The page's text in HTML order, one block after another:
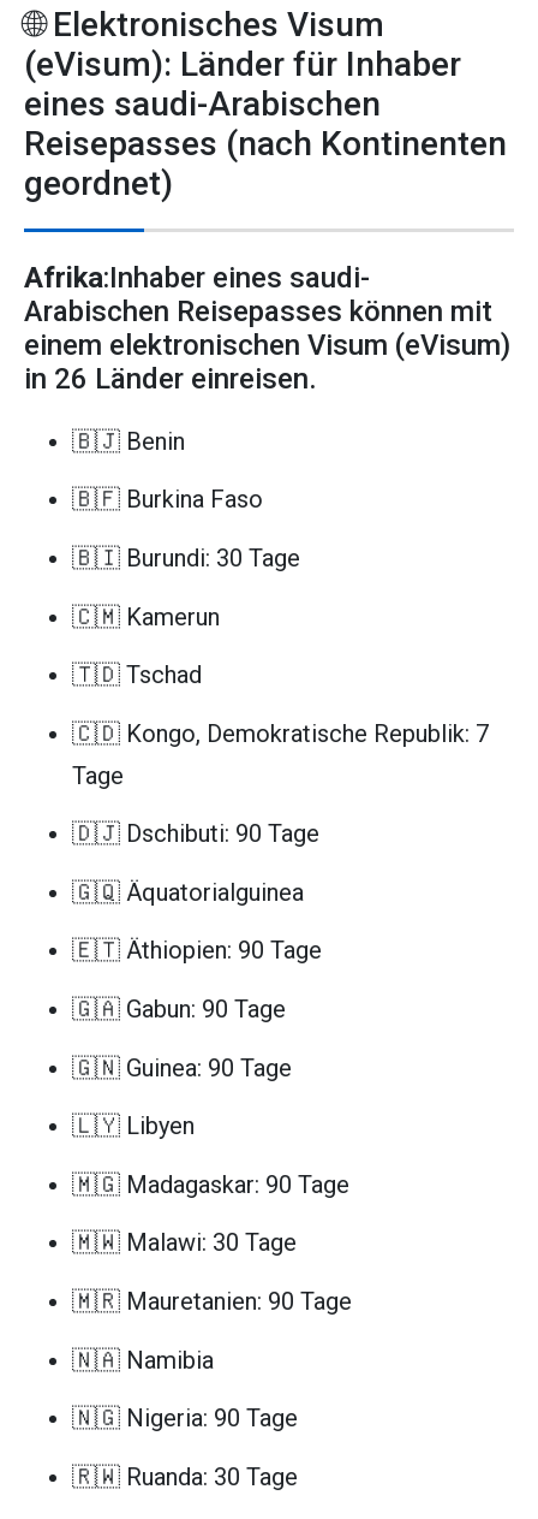
🌐 Elektronisches Visum
(eVisum): Länder für Inhaber
eines saudi-Arabischen
Reisepasses (nach Kontinenten
geordnet)
Afrika:Inhaber eines saudi-
Arabischen Reisepasses können mit
einem elektronischen Visum (eVisum)
in 26 Länder einreisen.
🇧🇯 Benin
🇧🇫 Burkina Faso
🇧🇮 Burundi: 30 Tage
🇨🇲 Kamerun
🇹🇩 Tschad
🇨🇩 Kongo, Demokratische Republik: 7
Tage
🇩🇯 Dschibuti: 90 Tage
🇬🇶 Äquatorialguinea
🇪🇹 Äthiopien: 90 Tage
🇬🇦 Gabun: 90 Tage
🇬🇳 Guinea: 90 Tage
🇱🇾 Libyen
🇲🇬 Madagaskar: 90 Tage
🇲🇼 Malawi: 30 Tage
🇲🇷 Mauretanien: 90 Tage
🇳🇦 Namibia
🇳🇬 Nigeria: 90 Tage
🇷🇼 Ruanda: 30 Tage